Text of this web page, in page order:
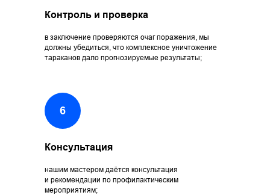
Контроль и проверка
в заключение проверяются очаг поражения, мы
должны убедиться, что комплексное уничтожение
тараканов дало прогнозируемые результаты;
Консультация
нашим мастером даётся консультация
и рекомендации по профилактическим
мероприятиям;